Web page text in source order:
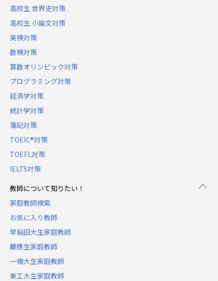
高校生 世界史対策
高校生 小論文対策
英検対策
数検対策
算数オリンピック対策
プログラミング対策
経済学対策
統計学対策
簿記対策
TOEIC®対策
TOEFL対策
IELTS対策
教師について知りたい！
家庭教師検索
お気に入り教師
早稲田大生家庭教師
慶應生家庭教師
一橋大生家庭教師
東工大生家庭教師